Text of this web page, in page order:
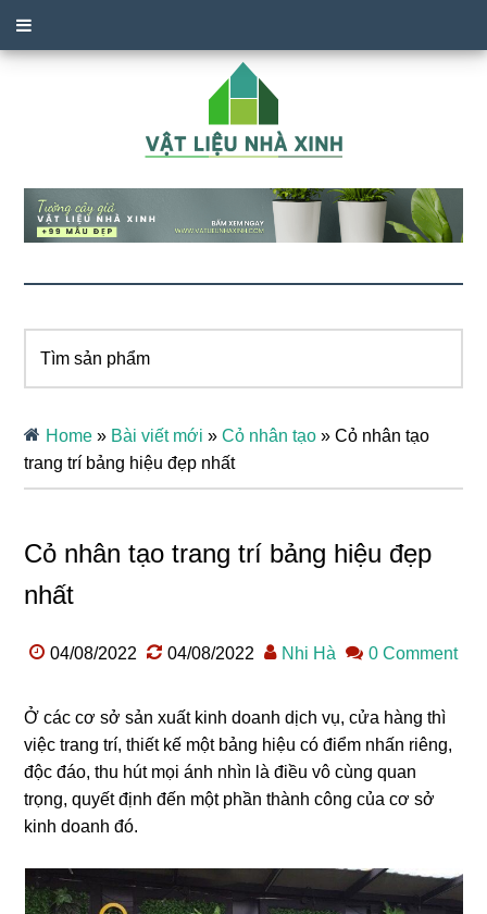
sản
Home » Bài viết mới »Cỏ nhân tạo »Cỏ nhân tạo
trang trí bảng hiệu đẹp nhất
Cỏ nhân tạo trang trí bảng hiệu đẹp
nhất
04/08/2022 04/08/2022 Nhi Hà 0 Comment
Ở các cơ sở sản xuất kinh doanh dịch vụ, cửa hàng thì
việc trang trí, thiết kế một bảng hiệu có điểm nhấn riêng,
độc đáo, thu hút mọi ánh nhìn là điều vô cùng quan
trọng, quyết định đến một phần thành công của cơ sở
kinh doanh đó.